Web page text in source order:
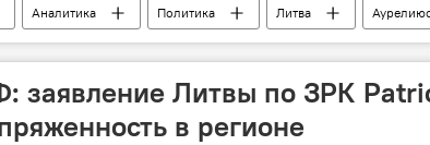
Аналитика Политика Литва
и зеленых Литвы (СКЗЛ)
Министерство здравоохранения
заявление Литвы по ЗРК
в регионе